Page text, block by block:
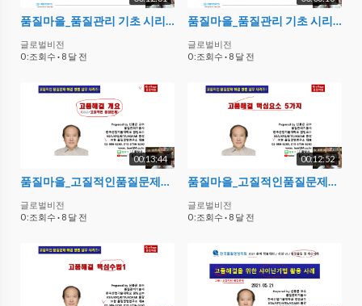
품질마을_품질관리 기초 시리즈2_ 품질관리 이해
글로벌비전
0 :조회수 · 8 달 전
품질마을_품질관리 기초 시리즈3_변동관리
글로벌비전
0 :조회수 · 8 달 전
00:13:44
품질마을_고질적인품질문제해결방법실무 시리즈1_고품해결개요
글로벌비전
0 :조회수 · 8 달 전
00:12:52
품질마을_고질적인품질문제해결방법실무 시리즈2_고품해결핵심요소
글로벌비전
0 :조회수 · 8 달 전